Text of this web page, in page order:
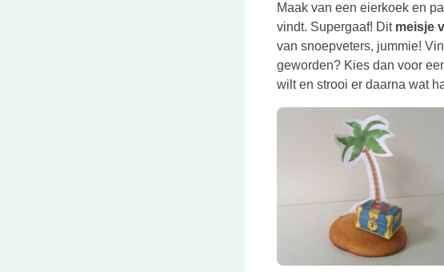
Maak van een eierkoek en
vindt. Supergaaf! Dit meisje
van snoepveters, jummie!
geworden? Kies dan voor
wilt en strooi er daarna wat